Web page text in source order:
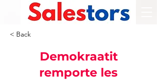
< Back
Demokraatit
remporte les